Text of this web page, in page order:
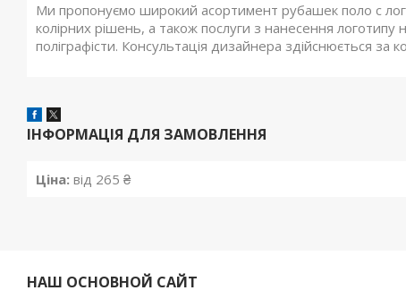
Ми пропонуємо широкий асортимент рубашек поло с
колірних рішень, а також послуги з нанесення логотипу
поліграфісти. Консультація дизайнера здійснюється
ІНФОРМАЦІЯ ДЛЯ ЗАМОВЛЕННЯ
Ціна: від 265 ₴
НАШ ОСНОВНОЙ САЙТ